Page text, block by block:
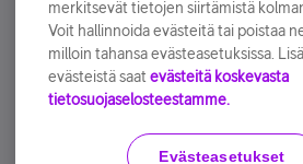
Käyttöehdot Accessibility
merkitsevät tietojen siirtämistä
Voit hallinnoida evästeitä tai poistaa
milloin tahansa evästeasetuksissa.
evästeistä saat evästeitä koskevasta
tietosuojaselosteestamme.
Evästeasetukset